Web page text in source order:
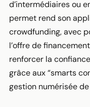
d’intermédiaires ou
permet rend son
crowdfunding, avec
l’offre de
renforcer la
grâce aux “smarts
gestion numérisée